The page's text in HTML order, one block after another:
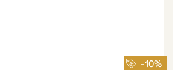
-10%